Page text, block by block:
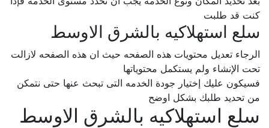
كنت قد طلبت
سلع استهلاكيه بالشرق الاوسط
الرجاء تعديل محتويات هذه الصفحه حيث ان هذه الصفحه لازالت
تحت الإنشاء ولم يستكمل محتوياتها
فسيكون عليك إختيار جودة الخدمه التى تبحث عنها حتى نتمكن
من تحديد طلبك بشكل اوضح
سلع استهلاكيه بالشرق الاوسط